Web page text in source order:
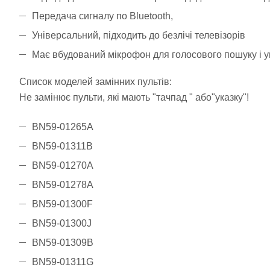
Передача сигналу по Bluetooth,
Універсальний, підходить до безлічі телевізорів
Має вбудований мікрофон для голосового пошуку і
Список моделей замінних пультів:
Не замінює пульти, які мають "тачпад " або"указку"!
BN59-01265A
BN59-01311B
BN59-01270A
BN59-01278A
BN59-01300F
BN59-01300J
BN59-01309B
BN59-01311G